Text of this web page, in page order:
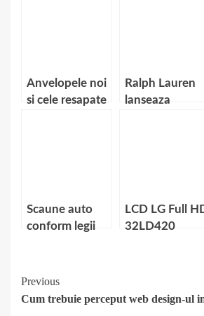
Anvelopele noi
si cele resapate
Ralph Lauren
lanseaza
Scaune auto
conform legii
LCD LG Full
32LD420
Continue
Reading
Previous
Cum trebuie perceput web design-ul